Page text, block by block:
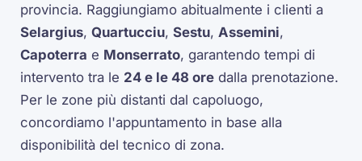
provincia. Raggiungiamo abitualmente i clienti a
Selargius,Quartucciu,Sestu, Assemini,
Capoterra e Monserrato, garantendo tempi di
intervento tra le 24 e le 48 ore dalla prenotazione.
Per le zone più distanti dal capoluogo,
concordiamo l'appuntamento in base alla
disponibilità del tecnico di zona.